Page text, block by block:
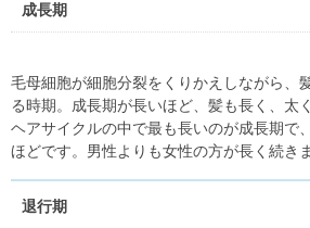
成長期
毛母細胞が細胞分裂をくりかえしながら、
る時期。成長期が長いほど、髪も長く、太
ヘアサイクルの中で最も長いのが成長期で
ほどです。男性よりも女性の方が長く続きま
退行期